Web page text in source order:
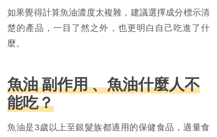
如果覺得計算魚油濃度太複雜，建議選擇成分標示清
楚的產品，一目了然之外，也更明白自己吃進了什
麼。
魚油 副作用 、魚油什麼人不
能吃？
魚油是3歲以上至銀髮族都適用的保健食品，適量食